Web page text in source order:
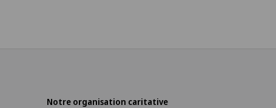
Notre organisation caritative